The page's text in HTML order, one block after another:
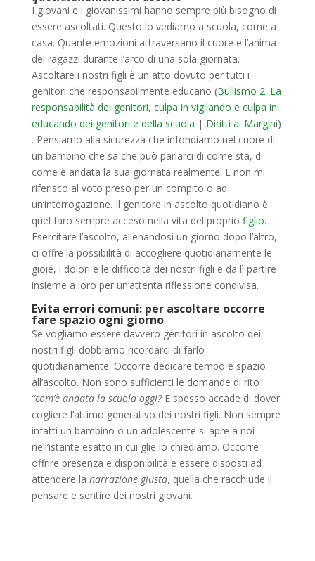
I giovani e i giovanissimi hanno sempre più bisogno di
essere ascoltati. Questo lo vediamo a scuola, come a
casa. Quante emozioni attraversano il cuore e l’anima
dei ragazzi durante l’arco di una sola giornata.
Ascoltare i nostri figli è un atto dovuto per tutti i
genitori che responsabilmente educano (Bullismo 2: La
responsabilità dei genitori, culpa in vigilando e culpa in
educando dei genitori e della scuola | Diritti ai Margini)
. Pensiamo alla sicurezza che infondiamo nel cuore di
un bambino che sa che può parlarci di come sta, di
come è andata la sua giornata realmente. E non mi
riferisco al voto preso per un compito o ad
un’interrogazione. Il genitore in ascolto quotidiano è
quel faro sempre acceso nella vita del proprio figlio.
Esercitare l’ascolto, allenandosi un giorno dopo l’altro,
ci offre la possibilità di accogliere quotidianamente le
gioie, i dolori e le difficoltà dei nostri figli e da lì partire
insieme a loro per un’attenta riflessione condivisa.
Evita errori comuni: per ascoltare occorre
fare spazio ogni giorno
Se vogliamo essere davvero genitori in ascolto dei
nostri figli dobbiamo ricordarci di farlo
quotidianamente. Occorre dedicare tempo e spazio
all’ascolto. Non sono sufficienti le domande di rito
“com’è andata la scuola oggi? E spesso accade di dover
cogliere l’attimo generativo dei nostri figli. Non sempre
infatti un bambino o un adolescente si apre a noi
nell’istante esatto in cui glie lo chiediamo. Occorre
offrire presenza e disponibilità e essere disposti ad
attendere la narrazione giusta, quella che racchiude il
pensare e sentire dei nostri giovani.